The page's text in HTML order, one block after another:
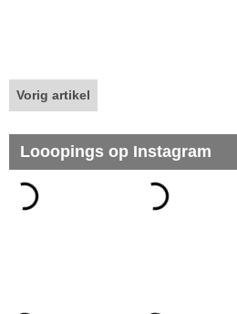
Vorig artikel
Looopings op Instagram